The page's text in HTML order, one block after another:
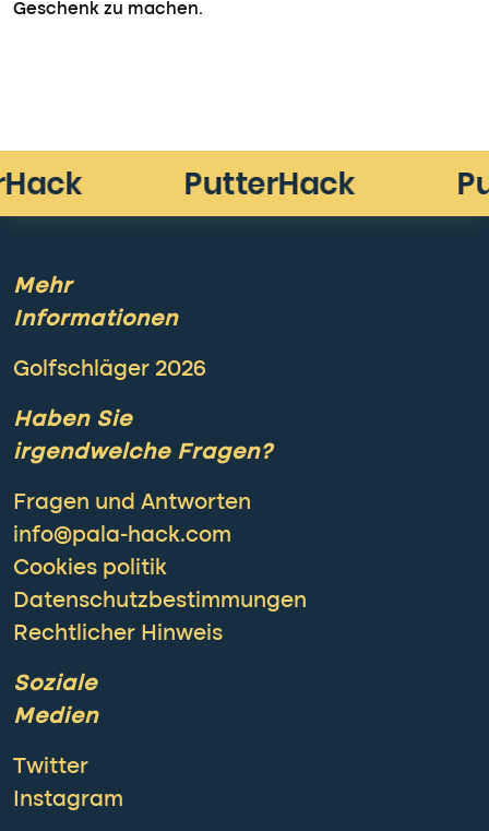
Geschenk zu machen.
Mehr
Informationen
Golfschläger 2026
Haben Sie
irgendwelche Fragen?
Fragen und Antworten
info@pala-hack.com
Cookies politik
Datenschutzbestimmungen
Rechtlicher Hinweis
Soziale
Medien
Twitter
Instagram